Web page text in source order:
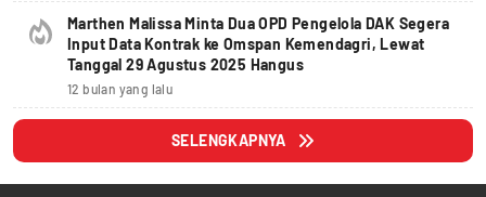
Marthen Malissa Minta Dua OPD Pengelola DAK Segera
Input Data Kontrak ke Omspan Kemendagri, Lewat
Tanggal 29 Agustus 2025 Hangus
12 bulan yang lalu
SELENGKAPNYA